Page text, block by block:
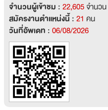
จำนวนผู้เข้าชม :22,605จำนวน
สมัครงานตำแหน่งนี้ :21 คน
วันที่อัพเดท :06/08/2026